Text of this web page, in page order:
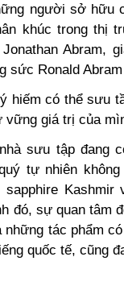
người sở hữu
khúc trong thị
Abram,
sức Ronald
hiếm có thể sưu
vững giá trị của
sưu tập đang
tự nhiên
sapphire Kashmir
đó, sự quan tâm
những tác phẩm
quốc tế, cũng